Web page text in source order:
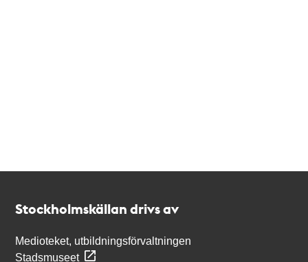
Stockholmskällan drivs av
Medioteket, utbildningsförvaltningen
Stadsmuseet